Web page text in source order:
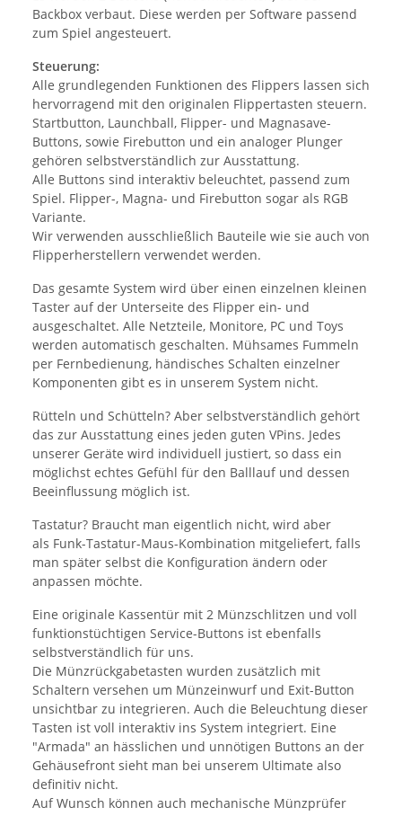
Backbox verbaut. Diese werden per Software passend
zum Spiel angesteuert.
Steuerung:
Alle grundlegenden Funktionen des Flippers lassen sich
hervorragend mit den originalen Flippertasten steuern.
Startbutton, Launchball, Flipper- und Magnasave-
Buttons, sowie Firebutton und ein analoger Plunger
gehören selbstverständlich zur Ausstattung.
Alle Buttons sind interaktiv beleuchtet, passend zum
Spiel. Flipper-, Magna- und Firebutton sogar als RGB
Variante.
Wir verwenden ausschließlich Bauteile wie sie auch von
Flipperherstellern verwendet werden.
Das gesamte System wird über einen einzelnen kleinen
Taster auf der Unterseite des Flipper ein- und
ausgeschaltet. Alle Netzteile, Monitore, PC und Toys
werden automatisch geschalten. Mühsames Fummeln
per Fernbedienung, händisches Schalten einzelner
Komponenten gibt es in unserem System nicht.
Rütteln und Schütteln? Aber selbstverständlich gehört
das zur Ausstattung eines jeden guten VPins. Jedes
unserer Geräte wird individuell justiert, so dass ein
möglichst echtes Gefühl für den Balllauf und dessen
Beeinflussung möglich ist.
Tastatur? Braucht man eigentlich nicht, wird aber
als Funk-Tastatur-Maus-Kombination mitgeliefert, falls
man später selbst die Konfiguration ändern oder
anpassen möchte.
Eine originale Kassentür mit 2 Münzschlitzen und voll
funktionstüchtigen Service-Buttons ist ebenfalls
selbstverständlich für uns.
Die Münzrückgabetasten wurden zusätzlich mit
Schaltern versehen um Münzeinwurf und Exit-Button
unsichtbar zu integrieren. Auch die Beleuchtung dieser
Tasten ist voll interaktiv ins System integriert. Eine
"Armada" an hässlichen und unnötigen Buttons an der
Gehäusefront sieht man bei unserem Ultimate also
definitiv nicht.
Auf Wunsch können auch mechanische Münzprüfer